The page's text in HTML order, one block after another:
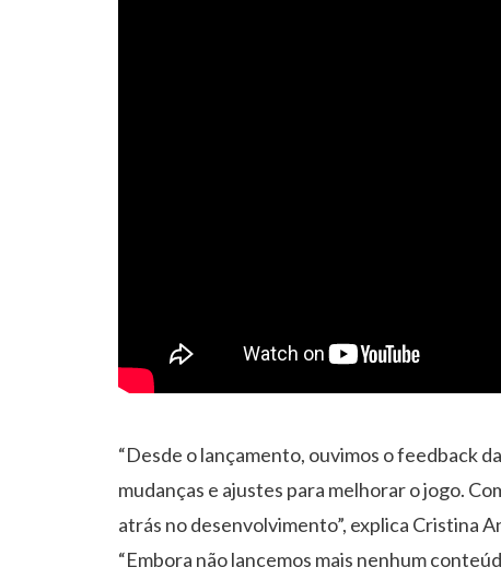
“Desde o lançamento, ouvimos o feedback
mudanças e ajustes para melhorar o jogo.
atrás no desenvolvimento”, explica Cristina
“Embora não lancemos mais nenhum